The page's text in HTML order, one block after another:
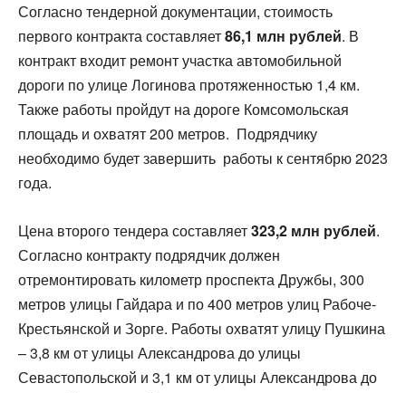
Согласно тендерной документации, стоимость
первого контракта составляет86,1 млн рублей. В
контракт входит ремонт участка автомобильной
дороги по улице Логинова протяженностью 1,4 км.
Также работы пройдут на дороге Комсомольская
площадь и охватят 200 метров. Подрядчику
необходимо будет завершить работы к сентябрю 2023
года.
Цена второго тендера составляет323,2 млн рублей.
Согласно контракту подрядчик должен
отремонтировать километр проспекта Дружбы, 300
метров улицы Гайдара и по 400 метров улиц Рабоче-
Крестьянской и Зорге. Работы охватят улицу Пушкина
– 3,8 км от улицы Александрова до улицы
Севастопольской и 3,1 км от улицы Александрова до